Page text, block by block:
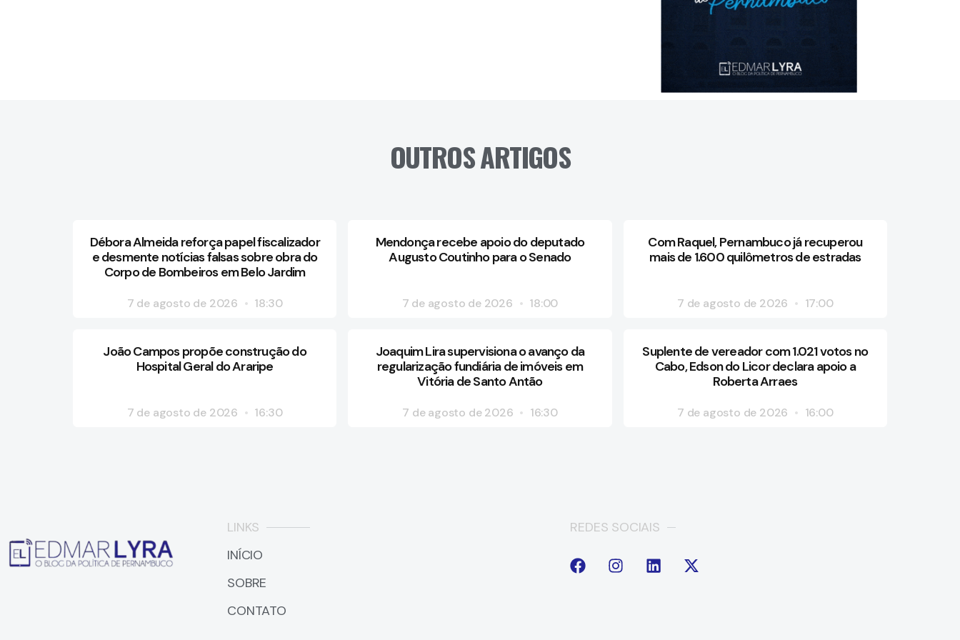
OUTROS ARTIGOS
Débora Almeida reforça papel fiscalizador
e desmente notícias falsas sobre obra do
Corpo de Bombeiros em Belo Jardim
7 de agosto de 2026 18:30
Mendonça recebe apoio do deputado
Augusto Coutinho para o Senado
7 de agosto de 2026 18:00
Com Raquel, Pernambuco já recuperou
mais de 1.600 quilômetros de estradas
7 de agosto de 2026 17:00
João Campos propõe construção do
Hospital Geral do Araripe
7 de agosto de 2026 16:30
Joaquim Lira supervisiona o avanço da
regularização fundiária de imóveis em
Vitória de Santo Antão
7 de agosto de 2026 16:30
Suplente de vereador com 1.021 votos no
Cabo, Edson do Licor declara apoio a
Roberta Arraes
7 de agosto de 2026 16:00
LINKS
INÍCIO
SOBRE
CONTATO
REDES SOCIAIS